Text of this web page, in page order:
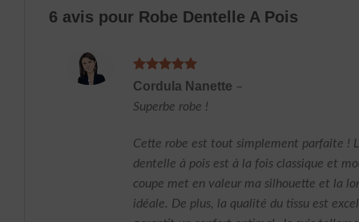
6 avis pour Robe Dentelle A Pois
Note5sur
Cordula Nanette –
Superbe robe !
Cette robe est tout simplement parfaite !
dentelle à pois est à la fois classique et
coupe met en valeur ma silhouette et la
idéale. De plus, la qualité du tissu est